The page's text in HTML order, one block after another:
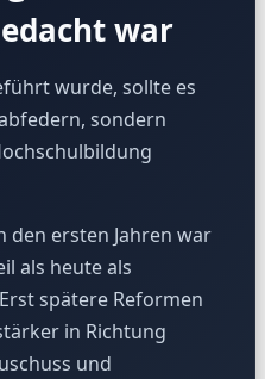
war
wurde, sollte es
sondern
den ersten Jahren war
als heute als
spätere Reformen
in Richtung
und